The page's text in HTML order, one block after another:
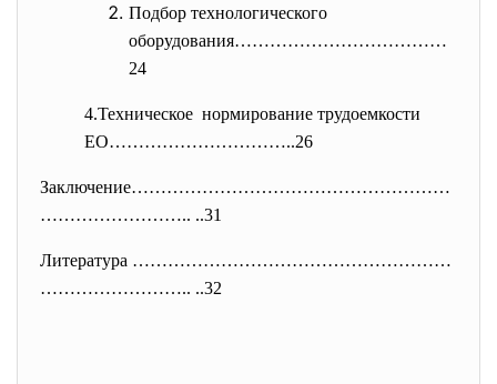
Подбор технологического
оборудования………………………………
24
4.Техническое нормирование трудоемкости
ЕО…………………………..26
Заключение………………………………………………
…………………….. ..31
Литература ………………………………………………
…………………….. ..32